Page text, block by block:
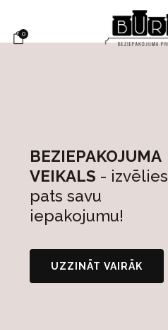
0
BEZIEPAKOJUMA
VEIKALS - izvēlies
pats savu
iepakojumu!
UZZINĀT VAIRĀK